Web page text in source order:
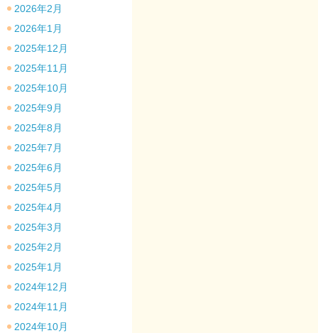
2026年2月
2026年1月
2025年12月
2025年11月
2025年10月
2025年9月
2025年8月
2025年7月
2025年6月
2025年5月
2025年4月
2025年3月
2025年2月
2025年1月
2024年12月
2024年11月
2024年10月